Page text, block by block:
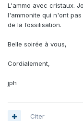
L'ammo avec cristaux.
l'ammonite qui n'ont
de la fossilisation.
Belle soirée à vous,
Cordialement,
jph
Citer